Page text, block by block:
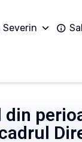
Severin